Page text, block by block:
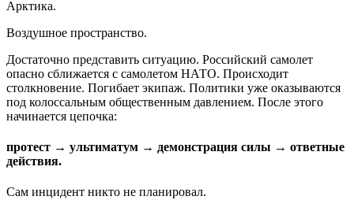
Арктика.
Воздушное пространство.
Достаточно представить ситуацию. Российский самолет
опасно сближается с самолетом НАТО. Происходит
столкновение. Погибает экипаж. Политики уже оказываются
под колоссальным общественным давлением. После этого
начинается цепочка:
протест → ультиматум → демонстрация силы → ответные
действия.
Сам инцидент никто не планировал.